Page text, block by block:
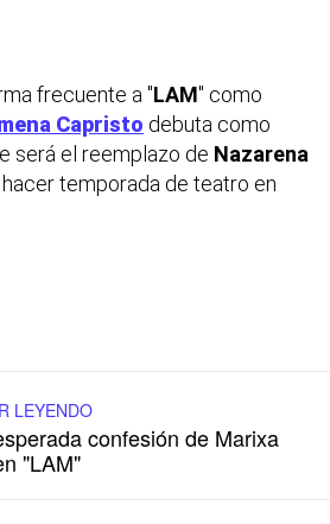
frecuente a "LAM" como
Capristo debuta como
será el reemplazo de Nazarena
hacer temporada de teatro en
LEYENDO
confesión de Marixa
"LAM"